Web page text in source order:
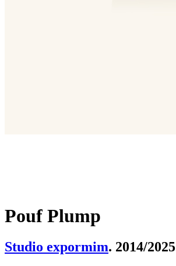
Pouf Plump
Studio expormim. 2014/2025